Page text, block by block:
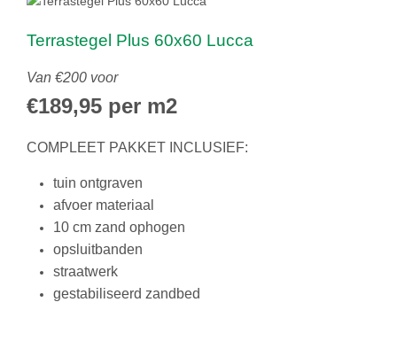
Terrastegel Plus 60x60 Lucca
Van €200 voor
€189,95 per m2
COMPLEET PAKKET INCLUSIEF:
tuin ontgraven
afvoer materiaal
10 cm zand ophogen
opsluitbanden
straatwerk
gestabiliseerd zandbed